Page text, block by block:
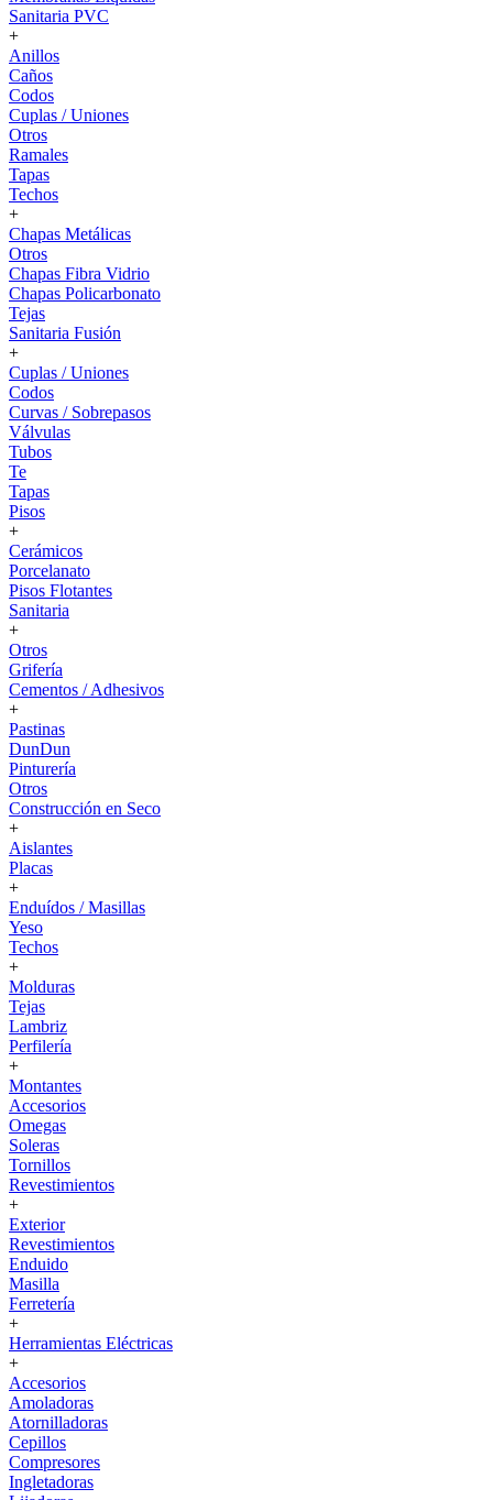
Sanitaria PVC
+
Anillos
Caños
Codos
Cuplas / Uniones
Otros
Ramales
Tapas
Techos
+
Chapas Metálicas
Otros
Chapas Fibra Vidrio
Chapas Policarbonato
Tejas
Sanitaria Fusión
+
Cuplas / Uniones
Codos
Curvas / Sobrepasos
Válvulas
Tubos
Te
Tapas
Pisos
+
Cerámicos
Porcelanato
Pisos Flotantes
Sanitaria
+
Otros
Grifería
Cementos / Adhesivos
+
Pastinas
DunDun
Pinturería
Otros
Construcción en Seco
+
Aislantes
Placas
+
Enduídos / Masillas
Yeso
Techos
+
Molduras
Tejas
Lambriz
Perfilería
+
Montantes
Accesorios
Omegas
Soleras
Tornillos
Revestimientos
+
Exterior
Revestimientos
Enduido
Masilla
Ferretería
+
Herramientas Eléctricas
+
Accesorios
Amoladoras
Atornilladoras
Cepillos
Compresores
Ingletadoras